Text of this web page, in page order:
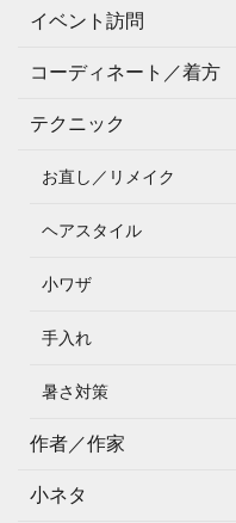
イベント訪問
コーディネート／着方
テクニック
お直し／リメイク
ヘアスタイル
小ワザ
手入れ
暑さ対策
作者／作家
小ネタ